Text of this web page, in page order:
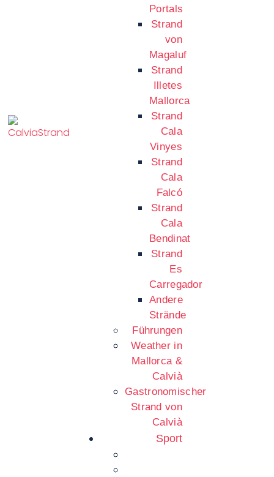
Portals
Strand
von
Magaluf
Strand
Illetes
Mallorca
Strand
Cala
Vinyes
Strand
Cala
Falcó
Strand
Cala
Bendinat
Strand
Es
Carregador
Andere
Strände
Führungen
Weather in
Mallorca &
Calvià
Gastronomischer
Strand von
Calvià
Sport